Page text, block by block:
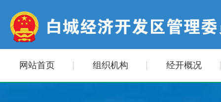
网站首页 组织机构 经开概况